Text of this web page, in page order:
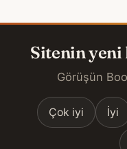
Sitenin yeni
Görüşün
Çok iyi İyi